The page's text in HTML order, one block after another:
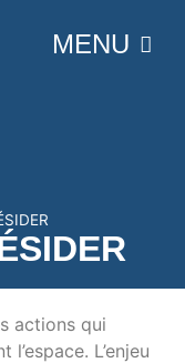
MENU
actions qui
L’enjeu